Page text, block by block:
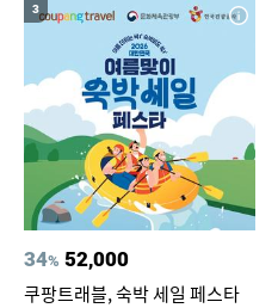
3
34% 52,000
쿠팡트래블, 숙박 세일 페스타